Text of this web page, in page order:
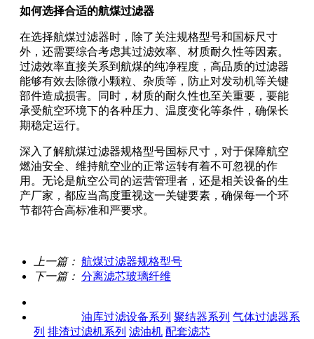
如何选择合适的航煤过滤器
在选择航煤过滤器时，除了关注规格型号和国标尺寸
外，还需要综合考虑其过滤效率、材质耐久性等因素。
过滤效率直接关系到航煤的纯净程度，高品质的过滤器
能够有效去除微小颗粒、杂质等，防止对发动机等关键
部件造成损害。同时，材质的耐久性也至关重要，要能
承受航空环境下的各种压力、温度变化等条件，确保长
期稳定运行。
深入了解航煤过滤器规格型号国标尺寸，对于保障航空
燃油安全、维持航空业的正常运转有着不可忽视的作
用。无论是航空公司的运营管理者，还是相关设备的生
产厂家，都应当高度重视这一关键要素，确保每一个环
节都符合高标准和严要求。
上一篇： 航煤过滤器规格型号
下一篇： 分离滤芯玻璃纤维
油库过滤设备系列 聚结器系列 气体过滤器系
列 排渣过滤机系列 滤油机 配套滤芯